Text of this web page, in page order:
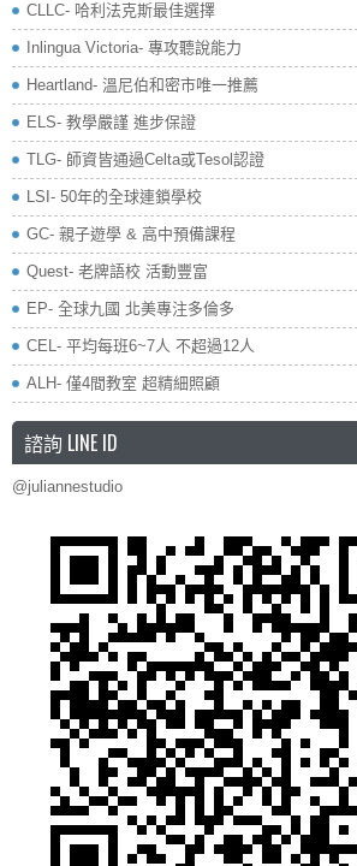
CLLC- 哈利法克斯最佳選擇
Inlingua Victoria‏- 專攻聽說能力
Heartland- 溫尼伯和密市唯一推薦
ELS- 教學嚴謹 進步保證
TLG- 師資皆通過Celta或Tesol認證
LSI- 50年的全球連鎖學校
GC- 親子遊學 & 高中預備課程
Quest- 老牌語校 活動豐富
EP- 全球九國 北美專注多倫多
CEL- 平均每班6~7人 不超過12人
ALH- 僅4間教室 超精細照顧
諮詢 LINE ID
@juliannestudio